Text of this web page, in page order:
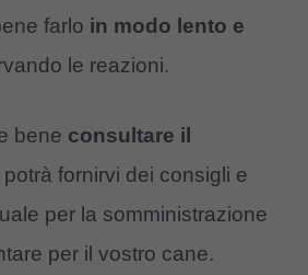
farlo in modo lento e
le reazioni.
bene consultare il
potrà fornirvi dei consigli e
per la somministrazione
per il vostro cane.